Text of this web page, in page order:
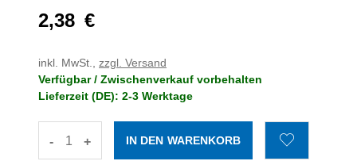
2,38 €
inkl. MwSt., zzgl. Versand
Verfügbar / Zwischenverkauf vorbehalten
Lieferzeit (DE): 2-3 Werktage
- +